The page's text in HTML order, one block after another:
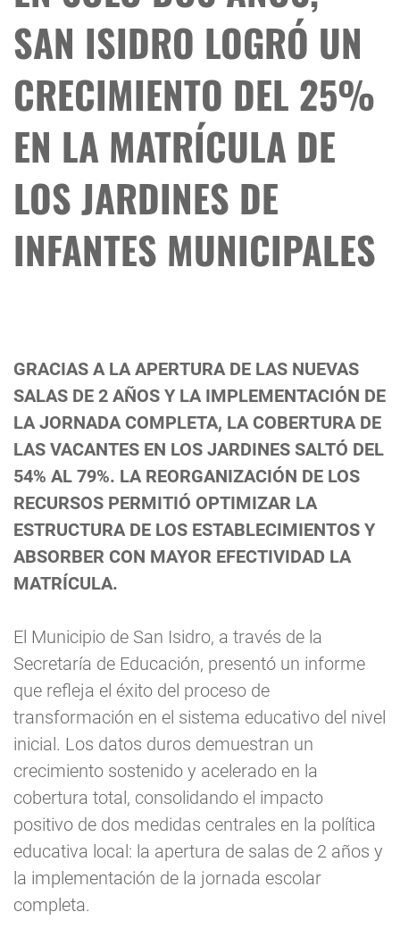
SAN ISIDRO LOGRÓ UN
CRECIMIENTO DEL 25%
EN LA MATRÍCULA DE
LOS JARDINES DE
INFANTES MUNICIPALES
GRACIAS A LA APERTURA DE LAS NUEVAS
SALAS DE 2 AÑOS Y LA IMPLEMENTACIÓN DE
LA JORNADA COMPLETA, LA COBERTURA DE
LAS VACANTES EN LOS JARDINES SALTÓ DEL
54% AL 79%. LA REORGANIZACIÓN DE LOS
RECURSOS PERMITIÓ OPTIMIZAR LA
ESTRUCTURA DE LOS ESTABLECIMIENTOS Y
ABSORBER CON MAYOR EFECTIVIDAD LA
MATRÍCULA.
El Municipio de San Isidro, a través de la
Secretaría de Educación, presentó un informe
que refleja el éxito del proceso de
transformación en el sistema educativo del nivel
inicial. Los datos duros demuestran un
crecimiento sostenido y acelerado en la
cobertura total, consolidando el impacto
positivo de dos medidas centrales en la política
educativa local: la apertura de salas de 2 años y
la implementación de la jornada escolar
completa.